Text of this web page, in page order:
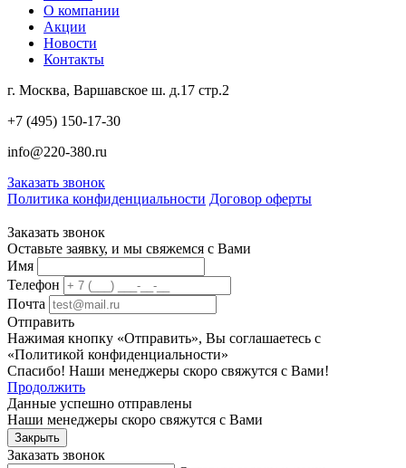
О компании
Акции
Новости
Контакты
г. Москва, Варшавское ш. д.17 стр.2
+7 (495) 150-17-30
info@220-380.ru
Заказать звонок
Политика конфиденциальности Договор оферты
Заказать звонок
Оставьте заявку, и мы свяжемся с Вами
Имя
Телефон
Почта
Отправить
Нажимая кнопку «Отправить», Вы соглашаетесь с
«Политикой конфиденциальности»
Спасибо! Наши менеджеры скоро свяжутся с Вами!
Продолжить
Данные успешно отправлены
Наши менеджеры скоро свяжутся с Вами
Закрыть
Заказать звонок